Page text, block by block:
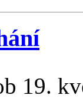
19.